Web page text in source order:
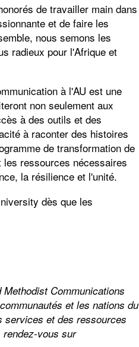
de travailler main dans
et de faire les
nous semons les
radieux pour l'Afrique et
à l'AU est une
non seulement aux
à des outils et des
à raconter des histoires
de transformation de
ressources nécessaires
la résilience et l'unité.
dès que les
Communications
et les nations du
services et des ressources
vous sur